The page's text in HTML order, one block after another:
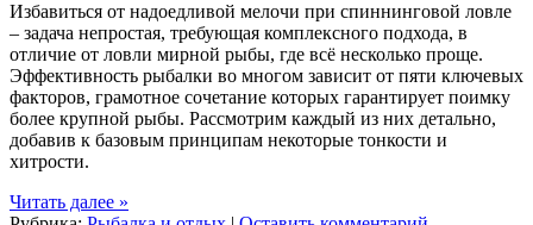
Избавиться от надоедливой мелочи при спиннинговой ловле
– задача непростая, требующая комплексного подхода, в
отличие от ловли мирной рыбы, где всё несколько проще.
Эффективность рыбалки во многом зависит от пяти ключевых
факторов, грамотное сочетание которых гарантирует поимку
более крупной рыбы. Рассмотрим каждый из них детально,
добавив к базовым принципам некоторые тонкости и
хитрости.
Читать далее »